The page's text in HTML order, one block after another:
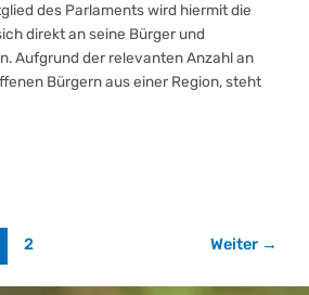
des Parlaments wird hiermit die
direkt an seine Bürger und
Aufgrund der relevanten Anzahl an
Bürgern aus einer Region, steht
2 Weiter →